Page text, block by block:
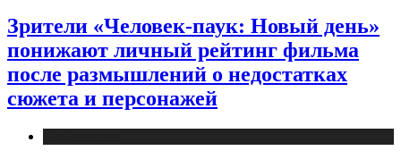
Зрители «Человек-паук: Новый день»
понижают личный рейтинг фильма
после размышлений о недостатках
сюжета и персонажей